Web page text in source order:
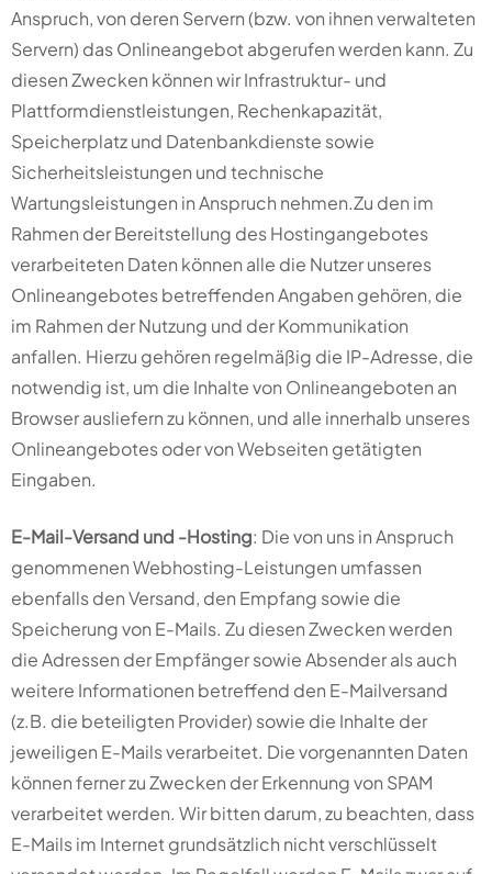
Anspruch, von deren Servern (bzw. von ihnen verwalteten
Servern) das Onlineangebot abgerufen werden kann. Zu
diesen Zwecken können wir Infrastruktur- und
Plattformdienstleistungen, Rechenkapazität,
Speicherplatz und Datenbankdienste sowie
Sicherheitsleistungen und technische
Wartungsleistungen in Anspruch nehmen.Zu den im
Rahmen der Bereitstellung des Hostingangebotes
verarbeiteten Daten können alle die Nutzer unseres
Onlineangebotes betreffenden Angaben gehören, die
im Rahmen der Nutzung und der Kommunikation
anfallen. Hierzu gehören regelmäßig die IP-Adresse, die
notwendig ist, um die Inhalte von Onlineangeboten an
Browser ausliefern zu können, und alle innerhalb unseres
Onlineangebotes oder von Webseiten getätigten
Eingaben.
E-Mail-Versand und -Hosting: Die von uns in Anspruch
genommenen Webhosting-Leistungen umfassen
ebenfalls den Versand, den Empfang sowie die
Speicherung von E-Mails. Zu diesen Zwecken werden
die Adressen der Empfänger sowie Absender als auch
weitere Informationen betreffend den E-Mailversand
(z.B. die beteiligten Provider) sowie die Inhalte der
jeweiligen E-Mails verarbeitet. Die vorgenannten Daten
können ferner zu Zwecken der Erkennung von SPAM
verarbeitet werden. Wir bitten darum, zu beachten, dass
E-Mails im Internet grundsätzlich nicht verschlüsselt